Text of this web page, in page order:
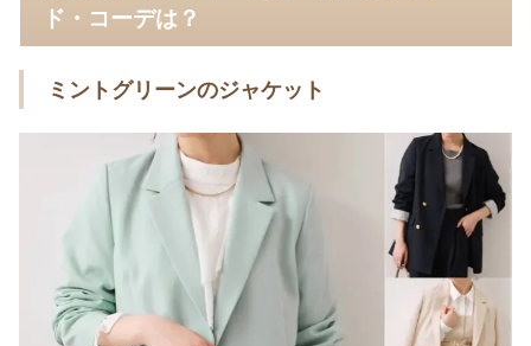
ド・コーデは？
ミントグリーンのジャケット